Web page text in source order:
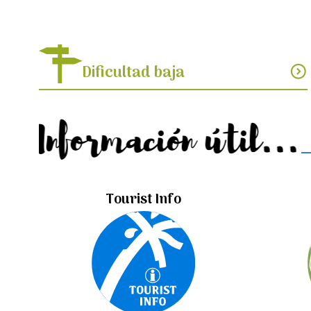
Dificultad baja expand_circle_down
Información útil...
Tourist Info